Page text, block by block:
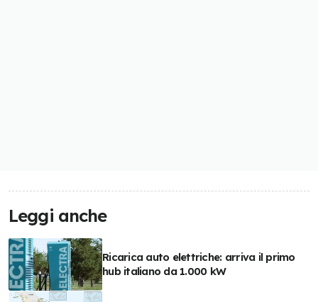
Leggi anche
Ricarica auto elettriche: arriva il primo
hub italiano da 1.000 kW